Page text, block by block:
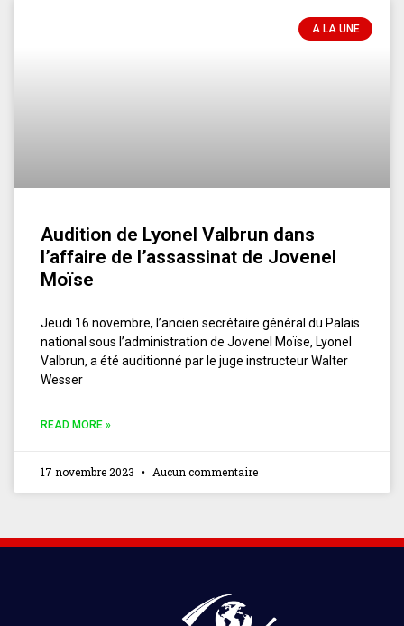
A LA UNE
Audition de Lyonel Valbrun dans
l’affaire de l’assassinat de Jovenel
Moïse
Jeudi 16 novembre, l’ancien secrétaire général du Palais
national sous l’administration de Jovenel Moïse, Lyonel
Valbrun, a été auditionné par le juge instructeur Walter
Wesser
READ MORE »
17 novembre 2023 Aucun commentaire